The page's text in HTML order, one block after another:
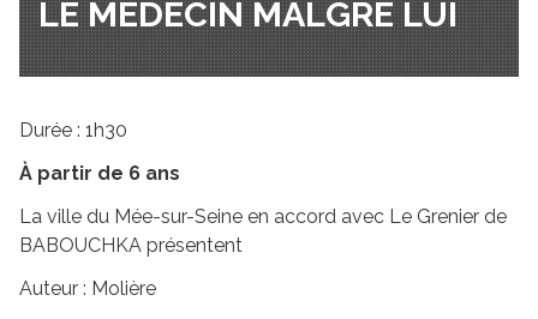
LE MÉDECIN MALGRÉ LUI
Durée : 1h30
À partir de 6 ans
La ville du Mée-sur-Seine en accord avec Le Grenier de
BABOUCHKA présentent
Auteur : Molière